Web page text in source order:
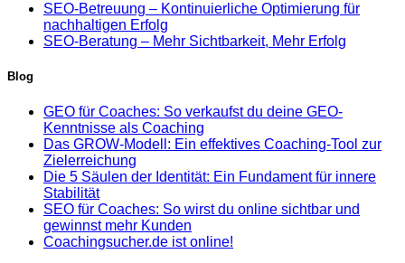
SEO-Betreuung – Kontinuierliche Optimierung für
nachhaltigen Erfolg
SEO-Beratung – Mehr Sichtbarkeit, Mehr Erfolg
Blog
GEO für Coaches: So verkaufst du deine GEO-
Kenntnisse als Coaching
Das GROW-Modell: Ein effektives Coaching-Tool zur
Zielerreichung
Die 5 Säulen der Identität: Ein Fundament für innere
Stabilität
SEO für Coaches: So wirst du online sichtbar und
gewinnst mehr Kunden
Coachingsucher.de ist online!